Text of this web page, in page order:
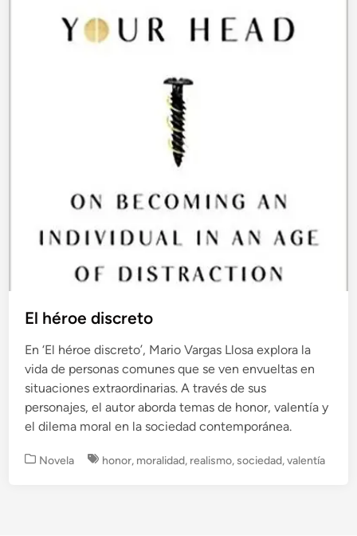
El héroe discreto
En ‘El héroe discreto’, Mario Vargas Llosa explora la
vida de personas comunes que se ven envueltas en
situaciones extraordinarias. A través de sus
personajes, el autor aborda temas de honor, valentía y
el dilema moral en la sociedad contemporánea.
P
Novela honor, moralidad, realismo,sociedad,valentía